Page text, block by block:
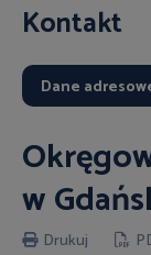
Kontakt
Dane
w
Drukuj